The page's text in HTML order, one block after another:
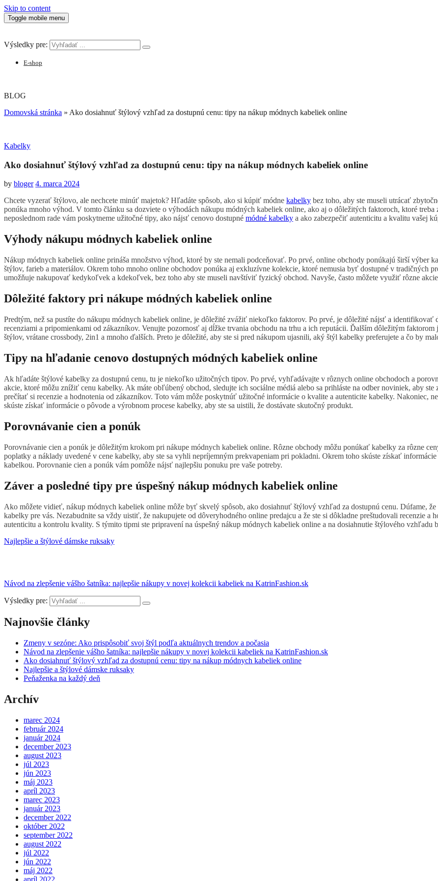
Skip to content
Toggle mobile menu
Výsledky pre:
E-shop
BLOG
Domovská stránka » Ako dosiahnuť štýlový vzhľad za dostupnú cenu: tipy na nákup módnych kabeliek online
Kabelky
Ako dosiahnuť štýlový vzhľad za dostupnú cenu: tipy na nákup módnych kabeliek online
by bloger 4. marca 2024
Chcete vyzerať štýlovo, ale nechcete minúť majetok? Hľadáte spôsob, ako si kúpiť módne kabelky bez toho, aby ste museli utrácať
ponúka mnoho výhod. V tomto článku sa dozviete o výhodách nákupu módných kabeliek online, ako aj o dôležitých faktoroch, ktoré
neposlednom rade vám poskytneme užitočné tipy, ako nájsť cenovo dostupné módné kabelky a ako zabezpečiť autenticitu a kvalitu vašej
Výhody nákupu módnych kabeliek online
Nákup módnych kabeliek online prináša množstvo výhod, ktoré by ste nemali podceňovať. Po prvé, online obchody ponúkajú širší výber
štýlov, farieb a materiálov. Okrem toho mnoho online obchodov ponúka aj exkluzívne kolekcie, ktoré nemusia byť dostupné v tradičných
umožňuje nakupovať kedykoľvek a kdekoľvek, bez toho aby ste museli navštíviť fyzický obchod. Navyše, často môžete využiť rôzne
Dôležité faktory pri nákupe módných kabeliek online
Predtým, než sa pustíte do nákupu módnych kabeliek online, je dôležité zvážiť niekoľko faktorov. Po prvé, je dôležité nájsť a
recenziami a pripomienkami od zákazníkov. Venujte pozornosť aj dĺžke trvania obchodu na trhu a ich reputácii. Ďalším dôležitým
štýlov, vrátane crossbody, 2in1 a mnoho ďalších. Preto je dôležité, aby ste si pred nákupom ujasnili, aký štýl kabelky preferujete a čo by
Tipy na hľadanie cenovo dostupných módných kabeliek online
Ak hľadáte štýlové kabelky za dostupnú cenu, tu je niekoľko užitočných tipov. Po prvé, vyhľadávajte v rôznych online obchodoch a
akcie, ktoré môžu znížiť cenu kabelky. Ak máte obľúbený obchod, sledujte ich sociálne médiá alebo sa prihláste na odber noviniek, aby
prečítať si recenzie a hodnotenia od zákazníkov. Toto vám môže poskytnúť užitočné informácie o kvalite a autenticite kabelky. Nakoniec,
skúste získať informácie o pôvode a výrobnom procese kabelky, aby ste sa uistili, že dostávate skutočný produkt.
Porovnávanie cien a ponúk
Porovnávanie cien a ponúk je dôležitým krokom pri nákupe módnych kabeliek online. Rôzne obchody môžu ponúkať kabelky za rôzne
poplatky a náklady uvedené v cene kabelky, aby ste sa vyhli nepríjemným prekvapeniam pri pokladni. Okrem toho skúste získať
kabelkou. Porovnanie cien a ponúk vám pomôže nájsť najlepšiu ponuku pre vaše potreby.
Záver a posledné tipy pre úspešný nákup módnych kabeliek online
Ako môžete vidieť, nákup módnych kabeliek online môže byť skvelý spôsob, ako dosiahnuť štýlový vzhľad za dostupnú cenu. Dúfame,
kabelky pre vás. Nezabudnite sa vždy uistiť, že nakupujete od dôveryhodného online predajcu a že ste si dôkladne preštudovali recenzie a
autenticitu a kontrolu kvality. S týmito tipmi ste pripravení na úspešný nákup módnych kabeliek online a na dosiahnutie štýlového vzhľadu
Najlepšie a štýlové dámske ruksaky
Návod na zlepšenie vášho šatníka: najlepšie nákupy v novej kolekcii kabeliek na KatrinFashion.sk
Výsledky pre:
Najnovšie články
Zmeny v sezóne: Ako prispôsobiť svoj štýl podľa aktuálnych trendov a počasia
Návod na zlepšenie vášho šatníka: najlepšie nákupy v novej kolekcii kabeliek na KatrinFashion.sk
Ako dosiahnuť štýlový vzhľad za dostupnú cenu: tipy na nákup módnych kabeliek online
Najlepšie a štýlové dámske ruksaky
Peňaženka na každý deň
Archív
marec 2024
február 2024
január 2024
december 2023
august 2023
júl 2023
jún 2023
máj 2023
apríl 2023
marec 2023
január 2023
december 2022
október 2022
september 2022
august 2022
júl 2022
jún 2022
máj 2022